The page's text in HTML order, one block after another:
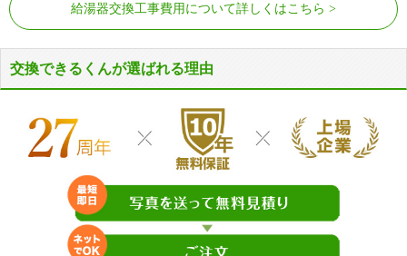
給湯器交換工事費用について詳しくはこちら
交換できるくんが選ばれる理由